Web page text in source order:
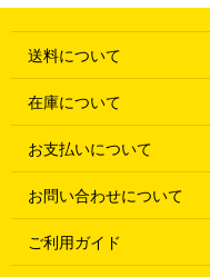
送料について
在庫について
お支払いについて
お問い合わせについて
ご利用ガイド